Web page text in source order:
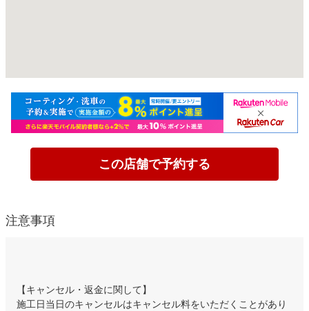
この店舗で予約する
注意事項
【キャンセル・返金に関して】
施工日当日のキャンセルはキャンセル料をいただくことがあり